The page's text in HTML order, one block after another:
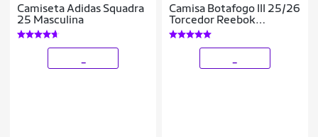
Camiseta Adidas Squadra
25 Masculina
Camisa Botafogo III 25/26
Torcedor Reebok
Feminina